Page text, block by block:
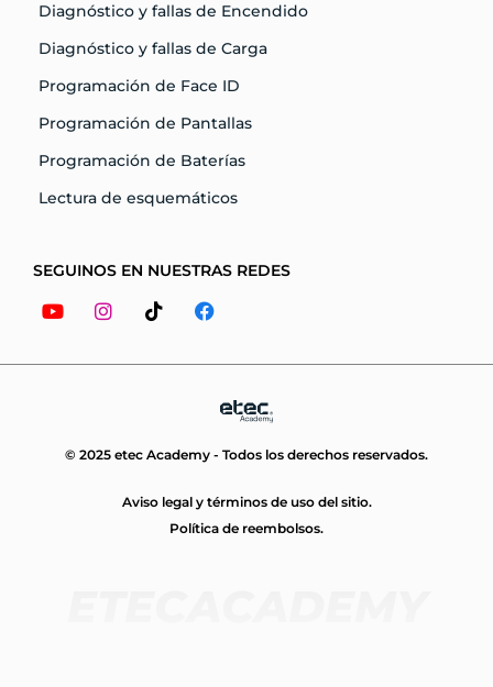
Diagnóstico y fallas de Encendido
Diagnóstico y fallas de Carga
Programación de Face ID
Programación de Pantallas
Programación de Baterías
Lectura de esquemáticos
SEGUINOS EN NUESTRAS REDES
YoutubeInstagramTiktokFacebook
© 2025 etec Academy - Todos los derechos reservados.
Aviso legal y términos de uso del sitio.
Política de reembolsos.